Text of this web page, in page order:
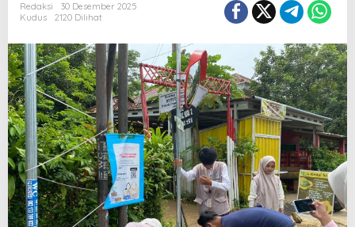
Redaksi
30 Desember 2025
Kudus
2120 Dilihat